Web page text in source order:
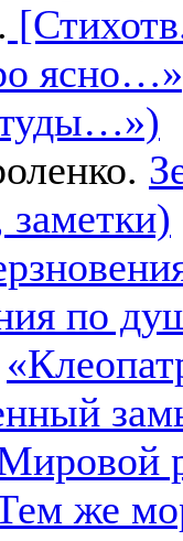
по
же